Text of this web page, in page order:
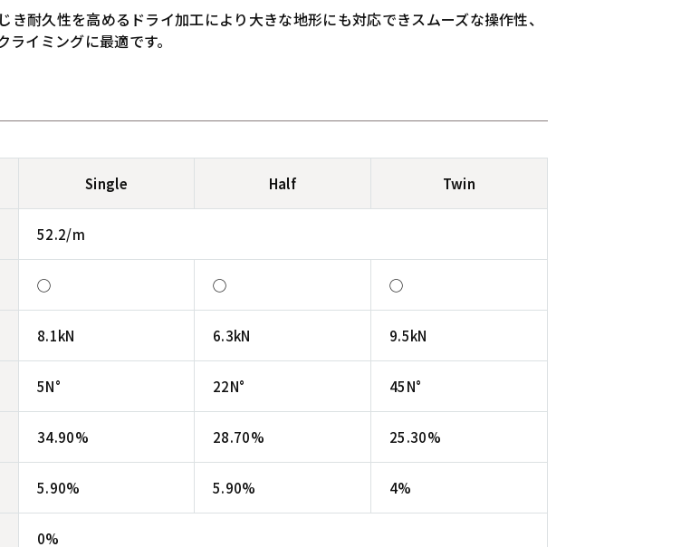
耐久性を高めるドライ加工により大きな地形にも対応できスムーズな操作性、
イミングに最適です。
Single Half Twin
52.2/m
◯ ◯ ◯
8.1kN 6.3kN 9.5kN
5N° 22N° 45N°
34.90% 28.70% 25.30%
5.90% 5.90% 4%
0%